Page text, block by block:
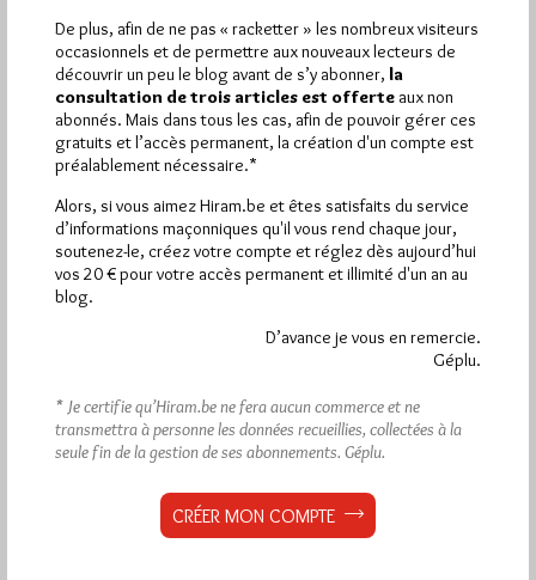
Abonnement aux Newsletters - RSS
De plus, afin de ne pas « racketter » les nombreux visiteurs
occasionnels et de permettre aux nouveaux lecteurs de
découvrir un peu le blog avant de s’y abonner, la
consultation de trois articles est offerte aux non
abonnés. Mais dans tous les cas, afin de pouvoir gérer ces
gratuits et l’accès permanent, la création d'un compte est
préalablement nécessaire.*
Alors, si vous aimez Hiram.be et êtes satisfaits du service
d’informations maçonniques qu'il vous rend chaque jour,
soutenez-le, créez votre compte et réglez dès aujourd’hui
vos 20 € pour votre accès permanent et illimité d'un an au
blog.
D’avance je vous en remercie.
Géplu.
* Je certifie qu’Hiram.be ne fera aucun commerce et ne
transmettra à personne les données recueillies, collectées à la
seule fin de la gestion de ses abonnements. Géplu.
CRÉER MON COMPTE